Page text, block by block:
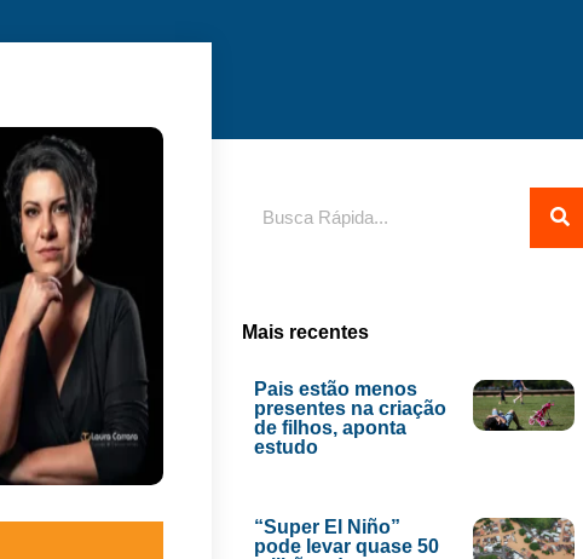
Mais recentes
Pais estão menos
presentes na criação
de filhos, aponta
estudo
“Super El Niño”
pode levar quase 50